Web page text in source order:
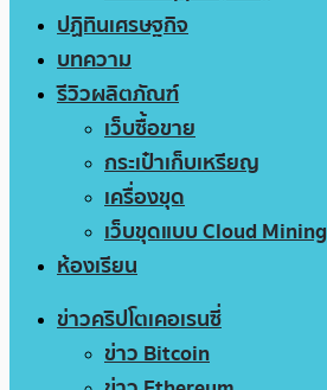
ปฏิทินเศรษฐกิจ
บทความ
รีวิวผลิตภัณฑ์
เว็บซื้อขาย
กระเป๋าเก็บเหรียญ
เครื่องขุด
เว็บขุดแบบ Cloud Mining
ห้องเรียน
ข่าวคริปโตเคอเรนซี่
ข่าว Bitcoin